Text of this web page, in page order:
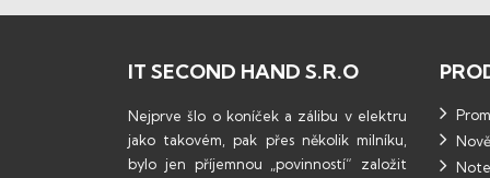
IT SECOND HAND S.R.O
Nejprve šlo o koníček a zálibu v elektru
jako takovém, pak přes několik milníku,
bylo jen příjemnou „povinností“ založit